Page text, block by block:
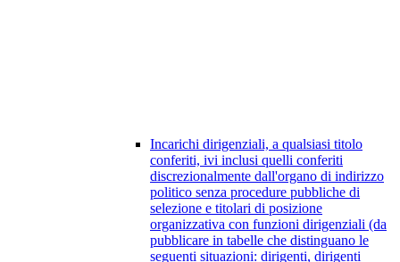
Incarichi dirigenziali, a qualsiasi titolo
conferiti, ivi inclusi quelli conferiti
discrezionalmente dall'organo di indirizzo
politico senza procedure pubbliche di
selezione e titolari di posizione
organizzativa con funzioni dirigenziali (da
pubblicare in tabelle che distinguano le
seguenti situazioni: dirigenti, dirigenti